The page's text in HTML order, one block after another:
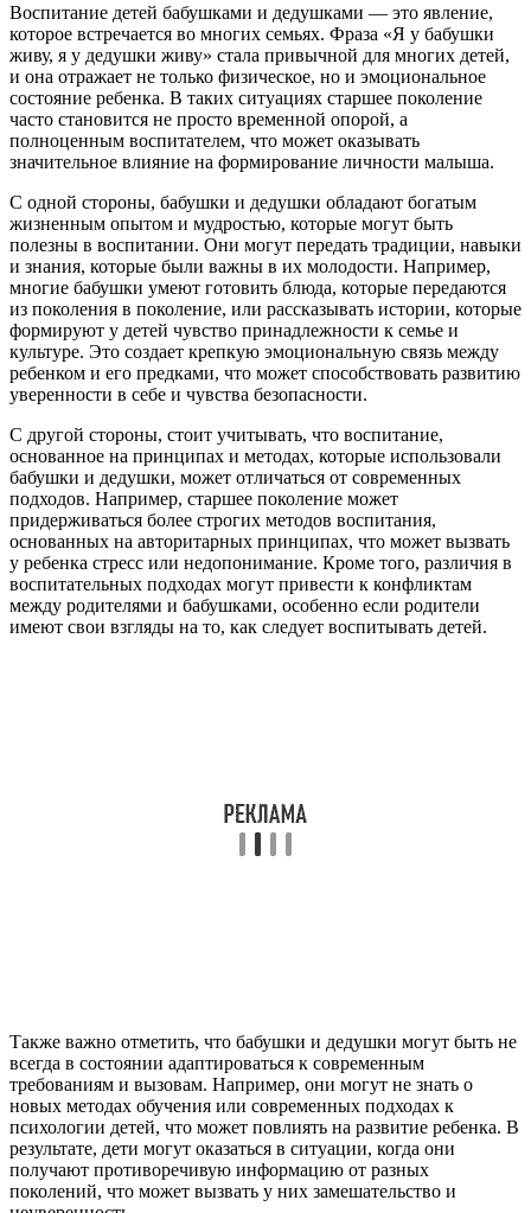
Воспитание детей бабушками и дедушками — это явление,
которое встречается во многих семьях. Фраза «Я у бабушки
живу, я у дедушки живу» стала привычной для многих детей,
и она отражает не только физическое, но и эмоциональное
состояние ребенка. В таких ситуациях старшее поколение
часто становится не просто временной опорой, а
полноценным воспитателем, что может оказывать
значительное влияние на формирование личности малыша.
С одной стороны, бабушки и дедушки обладают богатым
жизненным опытом и мудростью, которые могут быть
полезны в воспитании. Они могут передать традиции, навыки
и знания, которые были важны в их молодости. Например,
многие бабушки умеют готовить блюда, которые передаются
из поколения в поколение, или рассказывать истории, которые
формируют у детей чувство принадлежности к семье и
культуре. Это создает крепкую эмоциональную связь между
ребенком и его предками, что может способствовать развитию
уверенности в себе и чувства безопасности.
С другой стороны, стоит учитывать, что воспитание,
основанное на принципах и методах, которые использовали
бабушки и дедушки, может отличаться от современных
подходов. Например, старшее поколение может
придерживаться более строгих методов воспитания,
основанных на авторитарных принципах, что может вызвать
у ребенка стресс или недопонимание. Кроме того, различия в
воспитательных подходах могут привести к конфликтам
между родителями и бабушками, особенно если родители
имеют свои взгляды на то, как следует воспитывать детей.
Также важно отметить, что бабушки и дедушки могут быть не
всегда в состоянии адаптироваться к современным
требованиям и вызовам. Например, они могут не знать о
новых методах обучения или современных подходах к
психологии детей, что может повлиять на развитие ребенка. В
результате, дети могут оказаться в ситуации, когда они
получают противоречивую информацию от разных
поколений, что может вызвать у них замешательство и